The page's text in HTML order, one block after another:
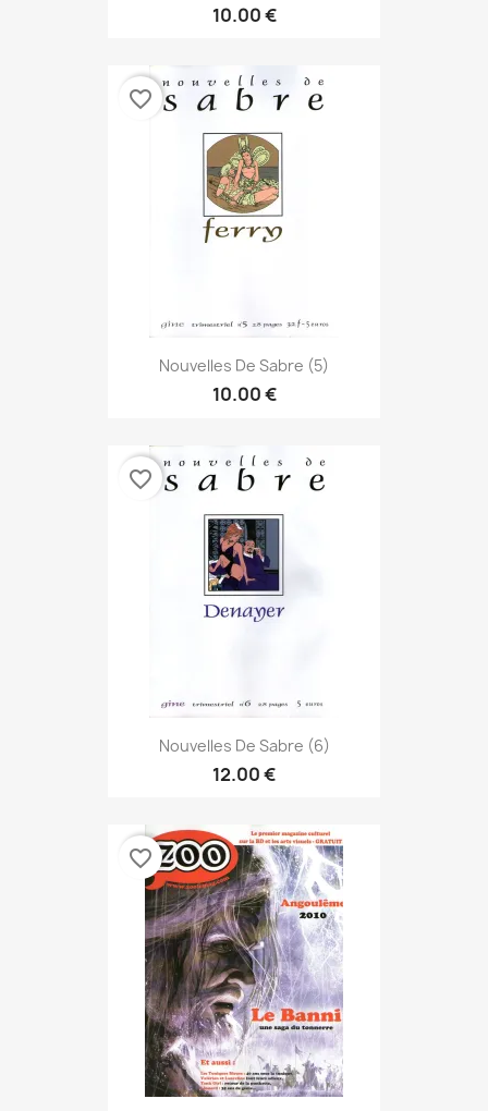
10.00 €
Nouvelles De Sabre (5)
10.00 €
favorite_border
Nouvelles De Sabre (6)
12.00 €
favorite_border
favorite_border